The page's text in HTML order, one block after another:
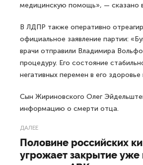
медицинскую помощь», — сказано
В ЛДПР также оперативно
официальное заявление партии:
врачи отправили Владимира
процедуру. Его состояние
негативных перемен в его здоровье
Сын Жириновского Олег
информацию о смерти отца.
ДАЛЕЕ
Половине российских
угрожает закрытие уже